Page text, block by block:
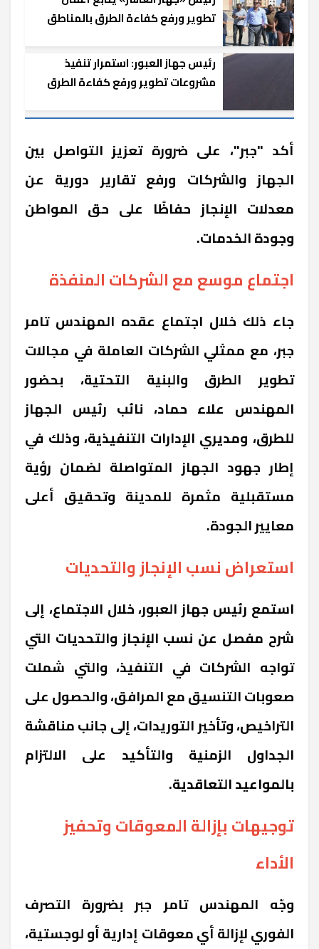
تطوير ورفع كفاءة الطرق بالمناطق
رئيس جهاز العبور: استمرار تنفيذ
مشروعات تطوير ورفع كفاءة الطرق
أكد "جبر"، على ضرورة تعزيز التواصل بين
الجهاز والشركات ورفع تقارير دورية عن
معدلات الإنجاز حفاظًا على حق المواطن
وجودة الخدمات.
اجتماع موسع مع الشركات المنفذة
جاء ذلك خلال اجتماع عقده المهندس تامر
جبر، مع ممثلي الشركات العاملة في مجالات
تطوير الطرق والبنية التحتية، بحضور
المهندس علاء حماد، نائب رئيس الجهاز
للطرق، ومديري الإدارات التنفيذية، وذلك في
إطار جهود الجهاز المتواصلة لضمان رؤية
مستقبلية مثمرة للمدينة وتحقيق أعلى
معايير الجودة.
استعراض نسب الإنجاز والتحديات
استمع رئيس جهاز العبور، خلال الاجتماع، إلى
شرح مفصل عن نسب الإنجاز والتحديات التي
تواجه الشركات في التنفيذ، والتي شملت
صعوبات التنسيق مع المرافق، والحصول على
التراخيص، وتأخير التوريدات، إلى جانب مناقشة
الجداول الزمنية والتأكيد على الالتزام
بالمواعيد التعاقدية.
توجيهات بإزالة المعوقات وتحفيز
الأداء
وجّه المهندس تامر جبر بضرورة التصرف
الفوري لإزالة أي معوقات إدارية أو لوجستية،